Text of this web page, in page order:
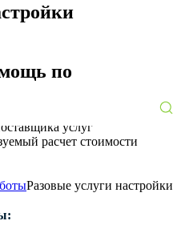
по
услуг
расчет стоимости
Разовые услуги настройки